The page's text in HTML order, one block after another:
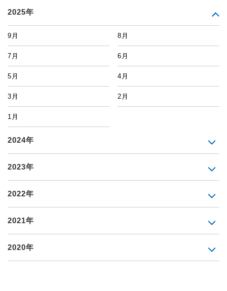
2025年
9月 8月
7月 6月
5月 4月
3月 2月
1月
2024年
2023年
2022年
2021年
2020年